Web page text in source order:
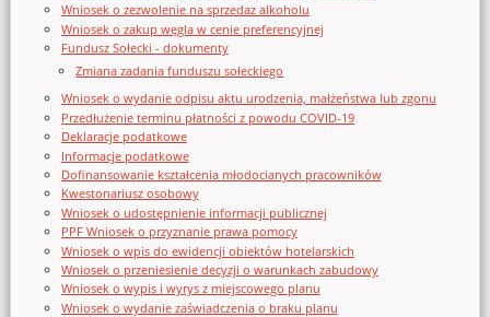
Wniosek o zezwolenie na sprzedaz alkoholu
Wniosek o zakup węgla w cenie preferencyjnej
Fundusz Sołecki - dokumenty
Zmiana zadania funduszu sołeckiego
Wniosek o wydanie odpisu aktu urodzenia, małżeństwa lub zgonu
Przedłużenie terminu płatności z powodu COVID-19
Deklaracje podatkowe
Informacje podatkowe
Dofinansowanie kształcenia młodocianych pracowników
Kwestonariusz osobowy
Wniosek o udostępnienie informacji publicznej
PPF Wniosek o przyznanie prawa pomocy
Wniosek o wpis do ewidencji obiektów hotelarskich
Wniosek o przeniesienie decyzji o warunkach zabudowy
Wniosek o wypis i wyrys z miejscowego planu
Wniosek o wydanie zaświadczenia o braku planu